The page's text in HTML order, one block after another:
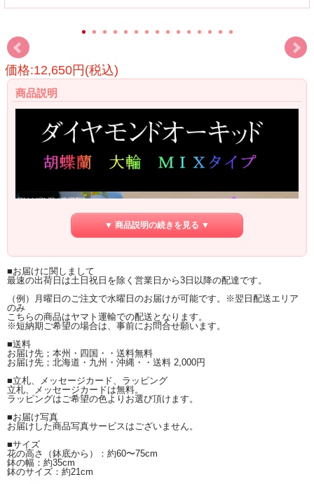
価格:12,650円(税込)
商品説明
▼ 商品説明の続きを見る ▼
■お届けに関しまして
最速の出荷日は土日祝日を除く営業日から3日以降の配達です。
（例）月曜日のご注文で水曜日のお届けが可能です。※翌日配送エリア
のみ
こちらの商品はヤマト運輸での配送となります。
※短納期ご希望の場合は、事前にお問合せ願います。
■送料
お届け先；本州・四国・・送料無料
お届け先；北海道・九州・沖縄・・送料 2,000円
■立札、メッセージカード、ラッピング
立札、メッセージカードは無料。
ラッピングはご希望の色よりお選び頂けます。
■お届け写真
お届けした商品写真サービスはございません。
■サイズ
花の高さ（鉢底から）：約60〜75cm
鉢の幅：約35cm
鉢のサイズ：約21cm